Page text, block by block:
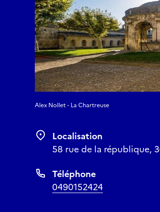
Alex Nollet - La Chartreuse
Localisation
58 rue de la république,
Téléphone
0490152424